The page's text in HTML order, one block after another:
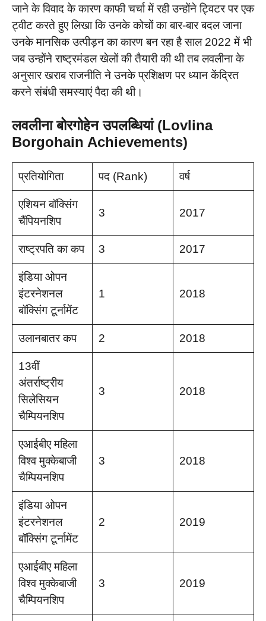
जाने के विवाद के कारण काफी चर्चा में रही उन्होंने ट्विटर पर एक
ट्वीट करते हुए लिखा कि उनके कोचों का बार-बार बदल जाना
उनके मानसिक उत्पीड़न का कारण बन रहा है साल 2022 में भी
जब उन्होंने राष्ट्रमंडल खेलों की तैयारी की थी तब लवलीना के
अनुसार खराब राजनीति ने उनके प्रशिक्षण पर ध्यान केंद्रित
करने संबंधी समस्याएं पैदा की थी।
लवलीना बोरगोहेन उपलब्धियां (Lovlina
Borgohain Achievements)
प्रतियोगिता पद (Rank) वर्ष
एशियन बॉक्सिंग
चैंपियनशिप
3 2017
राष्ट्रपति का कप 3 2017
इंडिया ओपन
इंटरनेशनल
बॉक्सिंग टूर्नामेंट
1 2018
उलानबातर कप 2 2018
13वीं
अंतर्राष्ट्रीय
सिलेसियन
चैम्पियनशिप
3 2018
एआईबीए महिला
विश्व मुक्केबाजी
चैम्पियनशिप
3 2018
इंडिया ओपन
इंटरनेशनल
बॉक्सिंग टूर्नामेंट
2 2019
एआईबीए महिला
विश्व मुक्केबाजी
चैम्पियनशिप
3 2019